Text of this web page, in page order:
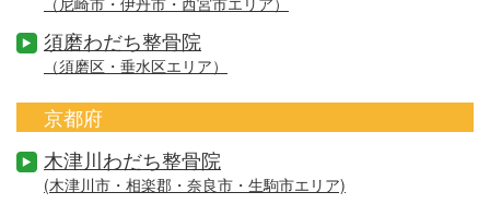
須磨わだち整骨院
（須磨区・垂水区エリア）
京都府
木津川わだち整骨院
(木津川市・相楽郡・奈良市・生駒市エリア)